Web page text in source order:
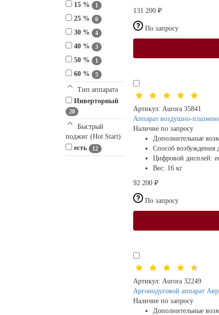
15 %
1
25 % 6
30 % 4
40 % 3
50 % 1
60 % 5
Тип аппарата
Инверторный
20
Быстрый
поджиг (Hot Start)
есть
12
131 200 ₽
По запросу
Артикул: Aurora 35841
Аппарат воздушно-
Наличие по запросу
Дополнительные
Способ возбуждения
Цифровой дисплей:
Вес: 16 кг
92 200 ₽
По запросу
Артикул: Aurora 32249
Аргонодуговой аппарат
Наличие по запросу
Дополнительные